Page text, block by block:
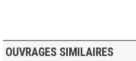
OUVRAGES SIMILAIRES